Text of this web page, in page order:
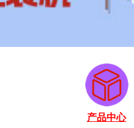
产品中心